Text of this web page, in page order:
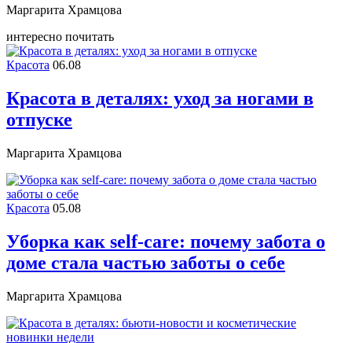
Маргарита Храмцова
интересно почитать
Красота 06.08
Красота в деталях: уход за ногами в
отпуске
Маргарита Храмцова
Красота 05.08
Уборка как self-care: почему забота о
доме стала частью заботы о себе
Маргарита Храмцова